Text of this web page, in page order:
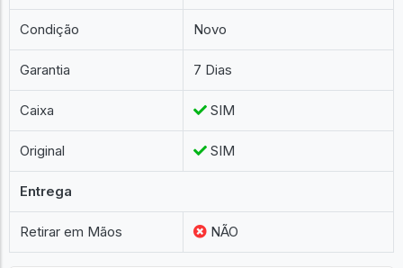
Condição Novo
Garantia 7 Dias
Caixa SIM
Original SIM
Entrega
Retirar em Mãos NÃO